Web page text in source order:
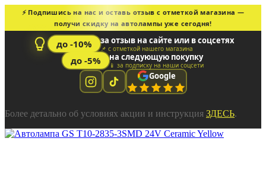
⚡ Подпишись на нас и оставь отзыв с отметкой магазина —
получи скидку на автолампы уже сегодня!
до -10% за отзыв на сайте или в соцсетях
📌 с отметкой нашего магазина
до -5% на следующую покупку
📱 за подписку на наши соцсети
Google
Более детально об условиях акции и инструкция ЗДЕСЬ.